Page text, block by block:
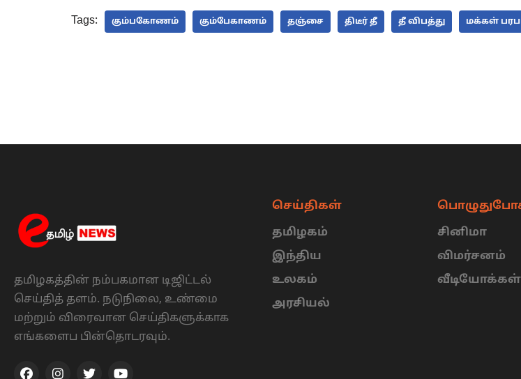
Tags: கும்பகோணம் கும்பேகாணம் தஞ்சை திடீர் தீ தீ விபத்து மக்கள்
தமிழகத்தின் நம்பகமான டிஜிட்டல்
செய்தித் தளம். நடுநிலை, உண்மை
மற்றும் விரைவான செய்திகளுக்காக
எங்களைப பின்தொடரவும்.
செய்திகள்
தமிழகம்
இந்திய
உலகம்
அரசியல்
சினிமா
விமர்சனம்
வீடியோக்கள்